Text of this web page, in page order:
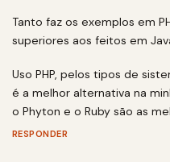
Tanto faz os exemplos em
superiores aos feitos em
Uso PHP, pelos tipos de
é a melhor alternativa na
o Phyton e o Ruby são as
RESPONDER